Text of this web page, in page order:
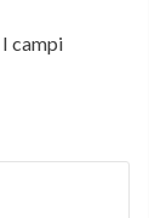
I campi